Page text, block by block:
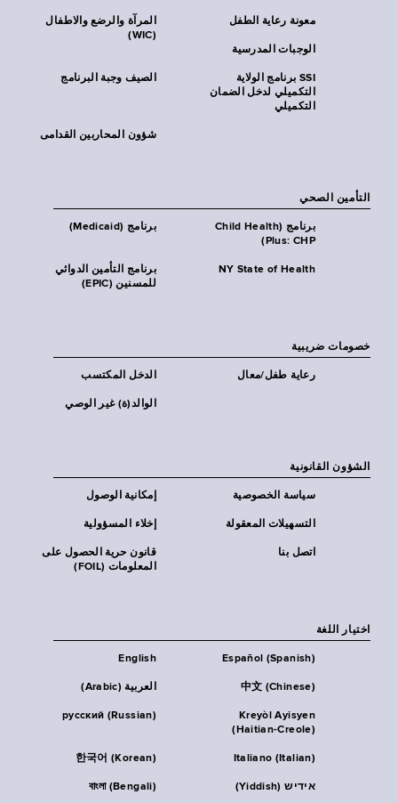
المرآة والرضع والاطفال
(WIC)
معونة رعاية الطفل
الوجبات المدرسية
الصيف وجبة البرنامج
SSI برنامج الولاية
التكميلي لدخل الضمان
التكميلي
شؤون المحاربين القدامى
التأمين الصحي
برنامج (Medicaid)
برنامج (Child Health
Plus: CHP)
برنامج التأمين الدوائي
للمسنين (EPIC)
NY State of Health
خصومات ضريبية
الدخل المكتسب رعاية طفل/معال
الوالد(ة) غير الوصي
الشؤون القانونية
إمكانية الوصول سياسة الخصوصية
إخلاء المسؤولية التسهيلات المعقولة
قانون حرية الحصول على
المعلومات (FOIL)
اتصل بنا
اختيار اللغة
English Español (Spanish)
العربية (Arabic) 中文 (Chinese)
русский (Russian)
Kreyòl Ayisyen
(Haitian-Creole)
한국어 (Korean) Italiano (Italian)
বাংলা (Bengali) אידיש (Yiddish)